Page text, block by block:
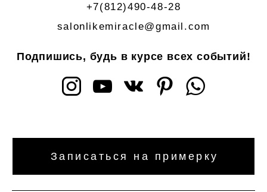
+7(812)490-48-28
salonlikemiracle@gmail.com
Подпишись, будь в курсе всех событий!
Записаться на примерку